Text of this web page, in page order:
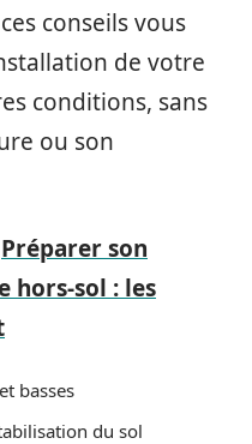
conseils vous
de votre
conditions, sans
ou son
Préparer son
hors-sol : les
basses
du sol